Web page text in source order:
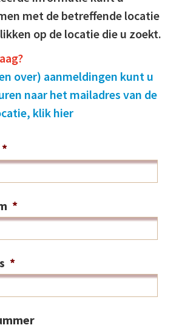
met de betreffende locatie
op de locatie die u zoekt.
over) aanmeldingen kunt u
naar het mailadres van de
klik hier
*
*
*